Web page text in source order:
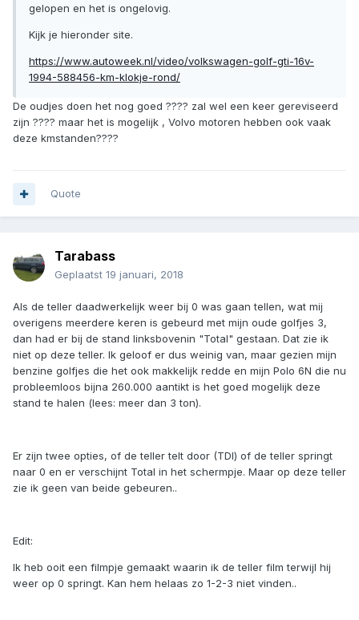
gelopen en het is ongelovig.
Kijk je hieronder site.
https://www.autoweek.nl/video/volkswagen-golf-gti-16v-
1994-588456-km-klokje-rond/
De oudjes doen het nog goed ???? zal wel een keer gereviseerd
zijn ???? maar het is mogelijk , Volvo motoren hebben ook vaak
deze kmstanden????
Quote
Tarabass
Geplaatst 19 januari, 2018
Als de teller daadwerkelijk weer bij 0 was gaan tellen, wat mij
overigens meerdere keren is gebeurd met mijn oude golfjes 3,
dan had er bij de stand linksbovenin "Total" gestaan. Dat zie ik
niet op deze teller. Ik geloof er dus weinig van, maar gezien mijn
benzine golfjes die het ook makkelijk redde en mijn Polo 6N die nu
probleemloos bijna 260.000 aantikt is het goed mogelijk deze
stand te halen (lees: meer dan 3 ton).
Er zijn twee opties, of de teller telt door (TDI) of de teller springt
naar 0 en er verschijnt Total in het schermpje. Maar op deze teller
zie ik geen van beide gebeuren..
Edit:
Ik heb ooit een filmpje gemaakt waarin ik de teller film terwijl hij
weer op 0 springt. Kan hem helaas zo 1-2-3 niet vinden..